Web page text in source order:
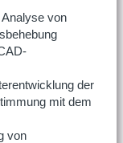
von
der
mit dem
von